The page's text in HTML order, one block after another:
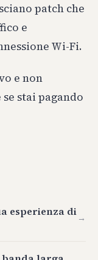
patch che
e
Wi-Fi.
e non
stai pagando
esperienza di →